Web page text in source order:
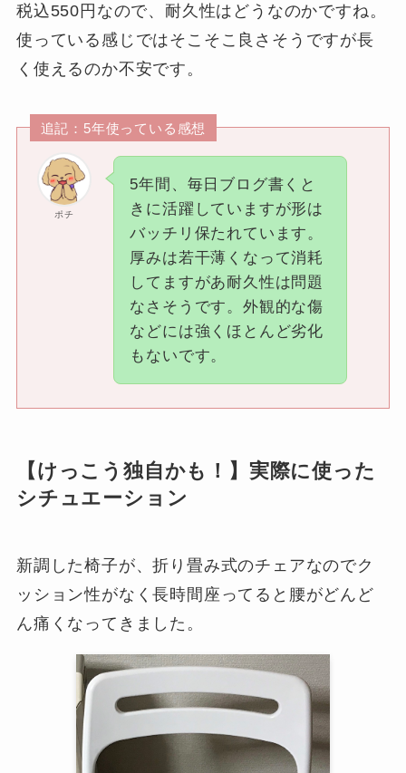
税込550円なので、耐久性はどうなのかですね。
使っている感じではそこそこ良さそうですが長
く使えるのか不安です。
追記：5年使っている感想
ポチ
5年間、毎日ブログ書くと
きに活躍していますが形は
バッチリ保たれています。
厚みは若干薄くなって消耗
してますがあ耐久性は問題
なさそうです。外観的な傷
などには強くほとんど劣化
もないです。
【けっこう独自かも！】実際に使った
シチュエーション
新調した椅子が、折り畳み式のチェアなのでク
ッション性がなく長時間座ってると腰がどんど
ん痛くなってきました。